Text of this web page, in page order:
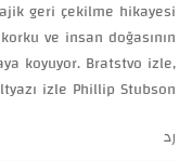
geri çekilme hikayesi
ve insan doğasının
koyuyor. Bratstvo izle,
izle Phillip Stubson
رد